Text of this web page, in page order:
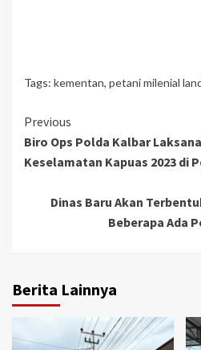
Tags: kementan, petani milenial
Continue
Reading
Previous
Biro Ops Polda Kalbar
Keselamatan Kapuas 2023 di
Dinas Baru Akan
Beberapa Ada
Berita Lainnya